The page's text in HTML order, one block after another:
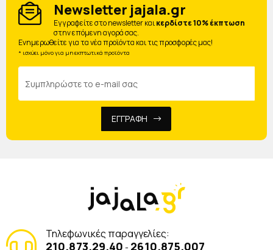
Newsletter jajala.gr
Eγγραφείτε στο newsletter καικερδίστε 10% έκπτωση
στην επόμενη αγορά σας.
Ενημερωθείτε για τα νέα προϊόντα και τις προσφορές μας!
* ισχύει μόνο για μη εκπτωτικά προϊόντα
ΕΓΓΡΑΦΗ
Τηλεφωνικές παραγγελίες:
210.873.29.40 - 2610.875.007